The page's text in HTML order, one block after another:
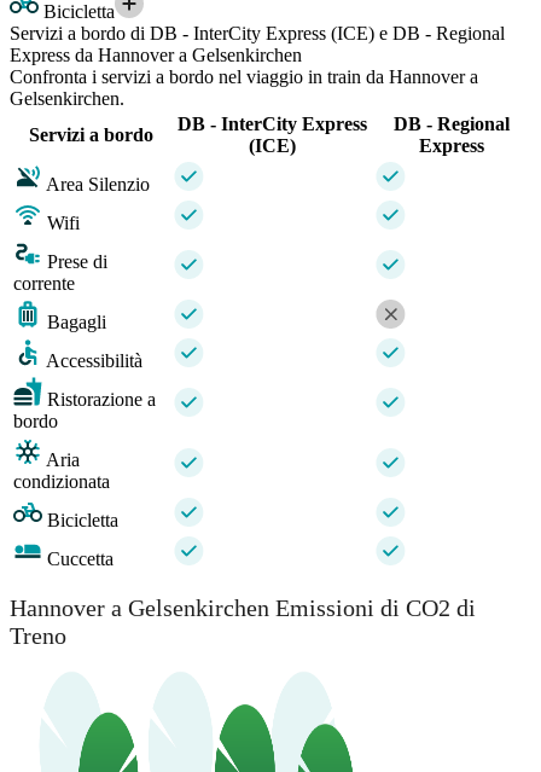
Bicicletta
Servizi a bordo di DB - InterCity Express (ICE) e DB - Regional
Express da Hannover a Gelsenkirchen
Confronta i servizi a bordo nel viaggio in train da Hannover a
Gelsenkirchen.
Servizi a bordo
DB - InterCity Express
(ICE)
DB - Regional
Express
Area Silenzio
Wifi
Prese di
corrente
Bagagli
Accessibilità
Ristorazione a
bordo
Aria
condizionata
Bicicletta
Cuccetta
Hannover a Gelsenkirchen Emissioni di CO2 di
Treno